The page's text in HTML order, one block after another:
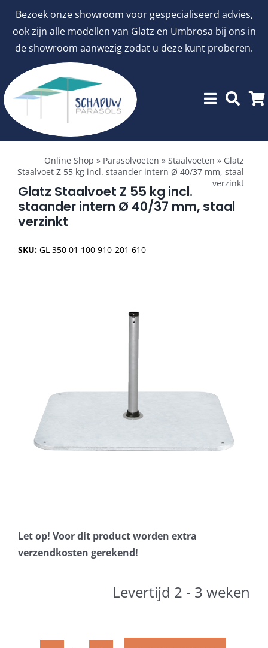
Bezoek onze showroom voor gespecialiseerd advies,
ook zijn alle modellen van Glatz en Umbrosa bij ons in
de showroom aanwezig zodat u deze kunt proberen.
inhoud
Toggle
Navigation
aanbiedingen
Stokparasols
Snel leverbaar
Beschermhoezen
Online Shop » Parasolvoeten » Staalvoeten » Glatz
Staalvoet Z 55 kg incl. staander intern Ø 40/37 mm, staal
verzinkt
Glatz Staalvoet Z 55 kg incl.
staander intern Ø 40/37 mm, staal
verzinkt
SKU: GL 350 01 100 910-201 610
Let op! Voor dit product worden extra
verzendkosten gerekend!
Levertijd 2 - 3 weken